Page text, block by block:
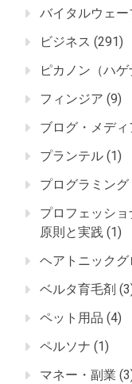
バイタルウェ
ビジネス (291)
ピカノン（ハゲ
フィンジア (9)
ブログ・メディ
プランテル (1)
プログラミング
プロフェッシ
原則と実践 (1)
ヘアトニック
ベルタ育毛剤
ペット用品 (4)
ペルソナ (1)
マネー・副業